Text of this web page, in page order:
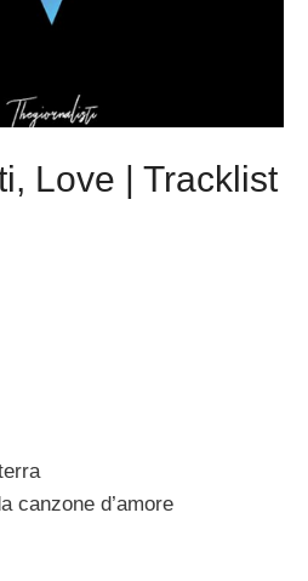
Love | Tracklist
canzone d’amore